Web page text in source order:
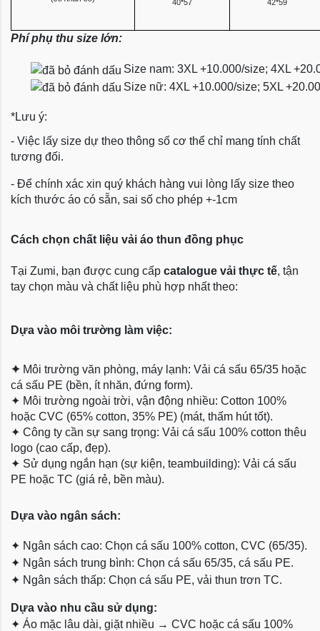
40*57 42*59
Phí phụ thu size lớn:
Size nam: 3XL +10.000/size; 4XL
Size nữ: 4XL +10.000/size; 5XL
*Lưu ý:
- Việc lấy size dự theo thông số cơ thể chỉ mang tính chất
tương đối.
- Để chính xác xin quý khách hàng vui lòng lấy size theo
kích thước áo có sẵn, sai số cho phép +-1cm
Cách chọn chất liệu vải áo thun đồng phục
Tại Zumi, bạn được cung cấp catalogue vải thực tế, tận
tay chọn màu và chất liệu phù hợp nhất theo:
Dựa vào môi trường làm việc:
✦ Môi trường văn phòng, máy lạnh: Vải cá sấu 65/35 hoặc
cá sấu PE (bền, ít nhăn, đứng form).
✦ Môi trường ngoài trời, vận động nhiều: Cotton 100%
hoặc CVC (65% cotton, 35% PE) (mát, thấm hút tốt).
✦ Công ty cần sự sang trọng: Vải cá sấu 100% cotton thêu
logo (cao cấp, đẹp).
✦ Sử dụng ngắn hạn (sự kiện, teambuilding): Vải cá sấu
PE hoặc TC (giá rẻ, bền màu).
Dựa vào ngân sách:
✦ Ngân sách cao: Chọn cá sấu 100% cotton, CVC (65/35).
✦ Ngân sách trung bình: Chọn cá sấu 65/35, cá sấu PE.
✦ Ngân sách thấp: Chọn cá sấu PE, vải thun trơn TC.
Dựa vào nhu cầu sử dụng:
✦ Áo mặc lâu dài, giặt nhiều → CVC hoặc cá sấu 100%